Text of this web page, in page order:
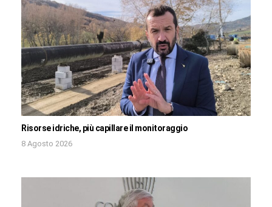
Risorse idriche, più capillare il monitoraggio
8 Agosto 2026